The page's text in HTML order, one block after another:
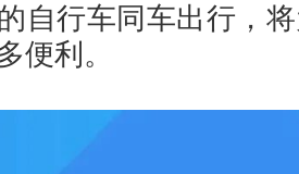
自行车同车出行，
便利。